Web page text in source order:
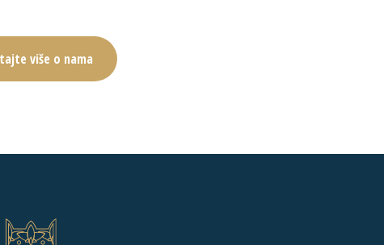
više o nama